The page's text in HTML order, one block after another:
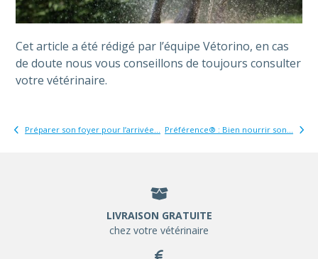
Cet article a été rédigé par l’équipe Vétorino, en cas
de doute nous vous conseillons de toujours consulter
votre vétérinaire.
Préparer son foyer pour l’arrivée... Préférence® : Bien nourrir son...
LIVRAISON GRATUITE
chez votre vétérinaire